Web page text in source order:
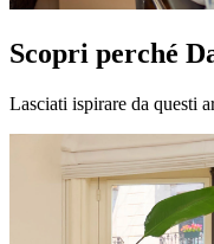
Scopri perché
Lasciati ispirare da questi